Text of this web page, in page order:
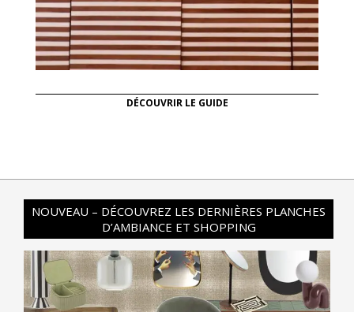
DÉCOUVRIR LE GUIDE
NOUVEAU – DÉCOUVREZ LES DERNIÈRES PLANCHES
D’AMBIANCE ET SHOPPING